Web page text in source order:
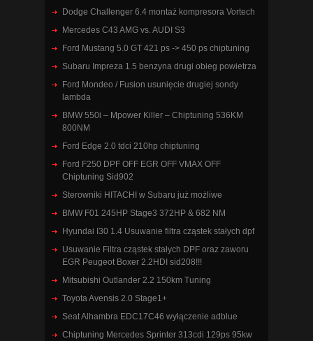
Dodge Challenger 6.4 montaż kompresora Vortech
Mercedes C43 AMG vs. AUDI S3
Ford Mustang 5.0 GT 421 ps -> 450 ps chiptuning
Subaru Impreza 1.5 benzyna drugi obieg powietrza
Ford Mondeo / Fusion usunięcie drugiej sondy
lambda
BMW 550i – Mpower Killer – Chiptuning 536KM
800NM
Ford Edge 2.0 tdci 210hp chiptuning
Ford F250 DPF OFF EGR OFF VMAX OFF
Chiptuning Sid902
Sterowniki HITACHI w Subaru już możliwe
BMW F01 245HP Stage3 372HP & 682 NM
Hyundai I30 1.4 Usuwanie filtra cząstek stałych dpf
Usuwanie Filtra cząstek stałych DPF oraz zaworu
EGR Peugeot Boxer 2.2HDI sid208!!!
Mitsubishi Outlander 2.2 150km Tuning
Toyota Avensis 2.0 Stage1+
Seat Alhambra EDC17C46 wyłączenie adblue
Chiptuning Mercedes Sprinter 313cdi 129ps 95kw